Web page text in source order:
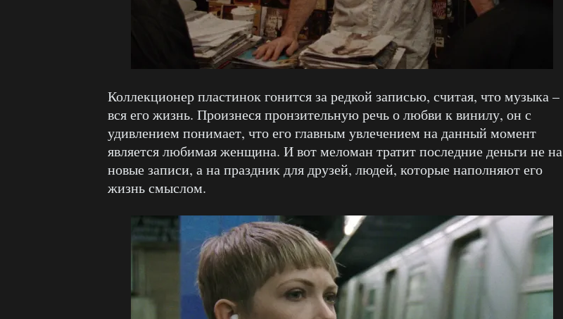
Коллекционер пластинок гонится за редкой записью, считая, что музыка –
вся его жизнь. Произнеся пронзительную речь о любви к винилу, он с
удивлением понимает, что его главным увлечением на данный момент
является любимая женщина. И вот меломан тратит последние деньги не на
новые записи, а на праздник для друзей, людей, которые наполняют его
жизнь смыслом.